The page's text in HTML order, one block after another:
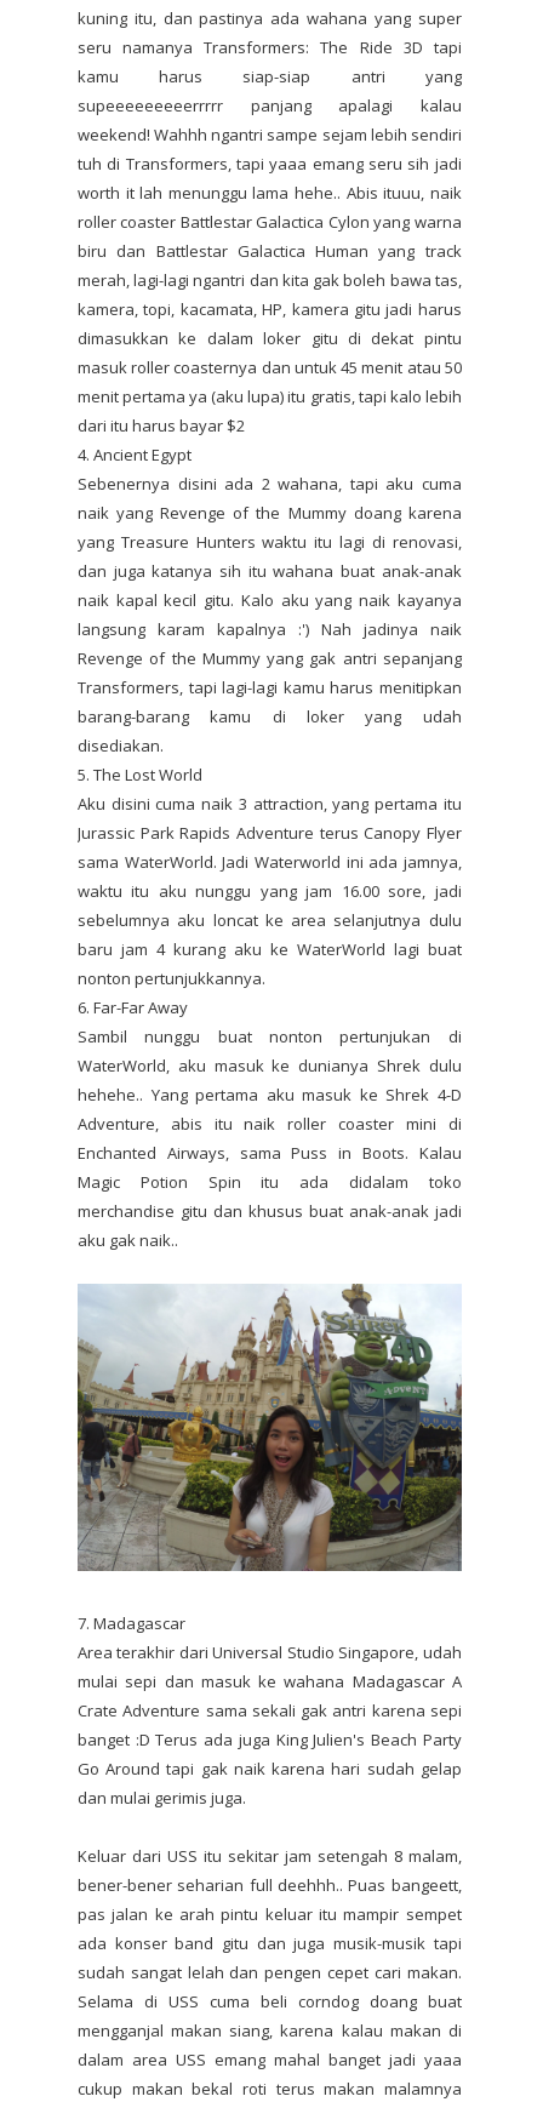
kuning itu, dan pastinya ada wahana yang super
seru namanya Transformers: The Ride 3D tapi
kamu harus siap-siap antri yang
supeeeeeeeeerrrrr panjang apalagi kalau
weekend! Wahhh ngantri sampe sejam lebih sendiri
tuh di Transformers, tapi yaaa emang seru sih jadi
worth it lah menunggu lama hehe.. Abis ituuu, naik
roller coaster Battlestar Galactica Cylon yang warna
biru dan Battlestar Galactica Human yang track
merah, lagi-lagi ngantri dan kita gak boleh bawa tas,
kamera, topi, kacamata, HP, kamera gitu jadi harus
dimasukkan ke dalam loker gitu di dekat pintu
masuk roller coasternya dan untuk 45 menit atau 50
menit pertama ya (aku lupa) itu gratis, tapi kalo lebih
dari itu harus bayar $2
4. Ancient Egypt
Sebenernya disini ada 2 wahana, tapi aku cuma
naik yang Revenge of the Mummy doang karena
yang Treasure Hunters waktu itu lagi di renovasi,
dan juga katanya sih itu wahana buat anak-anak
naik kapal kecil gitu. Kalo aku yang naik kayanya
langsung karam kapalnya :') Nah jadinya naik
Revenge of the Mummy yang gak antri sepanjang
Transformers, tapi lagi-lagi kamu harus menitipkan
barang-barang kamu di loker yang udah
disediakan.
5. The Lost World
Aku disini cuma naik 3 attraction, yang pertama itu
Jurassic Park Rapids Adventure terus Canopy Flyer
sama WaterWorld. Jadi Waterworld ini ada jamnya,
waktu itu aku nunggu yang jam 16.00 sore, jadi
sebelumnya aku loncat ke area selanjutnya dulu
baru jam 4 kurang aku ke WaterWorld lagi buat
nonton pertunjukkannya.
6. Far-Far Away
Sambil nunggu buat nonton pertunjukan di
WaterWorld, aku masuk ke dunianya Shrek dulu
hehehe.. Yang pertama aku masuk ke Shrek 4-D
Adventure, abis itu naik roller coaster mini di
Enchanted Airways, sama Puss in Boots. Kalau
Magic Potion Spin itu ada didalam toko
merchandise gitu dan khusus buat anak-anak jadi
aku gak naik..
7. Madagascar
Area terakhir dari Universal Studio Singapore, udah
mulai sepi dan masuk ke wahana Madagascar A
Crate Adventure sama sekali gak antri karena sepi
banget :D Terus ada juga King Julien's Beach Party
Go Around tapi gak naik karena hari sudah gelap
dan mulai gerimis juga.
Keluar dari USS itu sekitar jam setengah 8 malam,
bener-bener seharian full deehhh.. Puas bangeett,
pas jalan ke arah pintu keluar itu mampir sempet
ada konser band gitu dan juga musik-musik tapi
sudah sangat lelah dan pengen cepet cari makan.
Selama di USS cuma beli corndog doang buat
mengganjal makan siang, karena kalau makan di
dalam area USS emang mahal banget jadi yaaa
cukup makan bekal roti terus makan malamnya